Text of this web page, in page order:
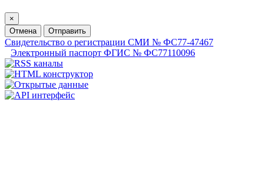
×
Отмена
Отправить
Свидетельство о регистрации СМИ № ФС77-47467
Электронный паспорт ФГИС № ФС77110096